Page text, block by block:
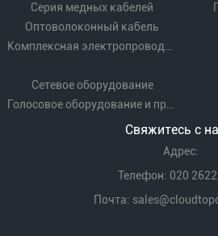
Серия медных кабелей
Оптоволоконный кабель
Комплексная электропроводка
Сетевое оборудование
Голосовое оборудование и проводка
Свяжитесь с
Адрес:
Телефон: 020
Почта: